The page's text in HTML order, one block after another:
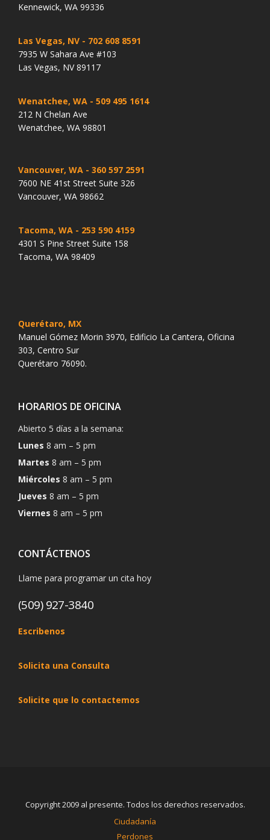
Kennewick, WA 99336
Las Vegas, NV - 702 608 8591
7935 W Sahara Ave #103
Las Vegas, NV 89117
Wenatchee, WA - 509 495 1614
212 N Chelan Ave
Wenatchee, WA 98801
Vancouver, WA - 360 597 2591
7600 NE 41st Street Suite 326
Vancouver, WA 98662
Tacoma, WA - 253 590 4159
4301 S Pine Street Suite 158
Tacoma, WA 98409
Querétaro, MX
Manuel Gómez Morin 3970, Edificio La Cantera, Oficina
303, Centro Sur
Querétaro 76090.
HORARIOS DE OFICINA
Abierto 5 días a la semana:
Lunes 8 am – 5 pm
Martes 8 am – 5 pm
Miércoles 8 am – 5 pm
Jueves 8 am – 5 pm
Viernes 8 am – 5 pm
CONTÁCTENOS
Llame para programar un cita hoy
(509) 927-3840
Escribenos
Solicita una Consulta
Solicite que lo contactemos
Copyright 2009 al presente. Todos los derechos reservados.
Ciudadanía
Perdones